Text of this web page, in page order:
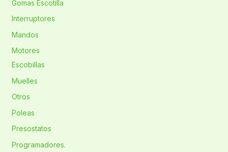
Gomas Escotilla
Interruptores
Mandos
Motores
Escobillas
Muelles
Otros
Poleas
Presostatos
Programadores.